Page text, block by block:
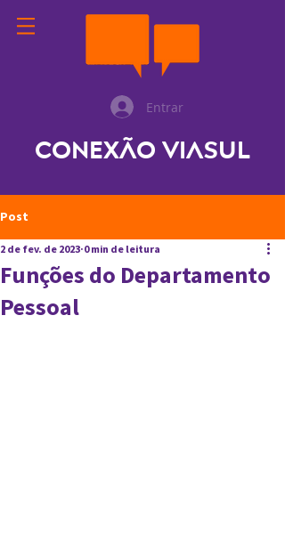
Entrar
Conexão ViaSul
Post
Funções do Departamento
Pessoal
2 de fev. de 2023 0 min de leitura